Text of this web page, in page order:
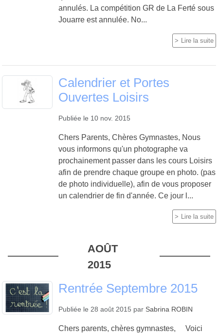
annulés. La compétition GR de La Ferté sous
Jouarre est annulée. No...
Lire la suite
Calendrier et Portes
Ouvertes Loisirs
Publiée le 10 nov. 2015
Chers Parents, Chères Gymnastes, Nous
vous informons qu'un photographe va
prochainement passer dans les cours Loisirs
afin de prendre chaque groupe en photo. (pas
de photo individuelle), afin de vous proposer
un calendrier de fin d'année. Ce jour l...
Lire la suite
AOÛT
2015
Rentrée Septembre 2015
Publiée le 28 août 2015 par Sabrina ROBIN
Chers parents, chères gymnastes, Voici